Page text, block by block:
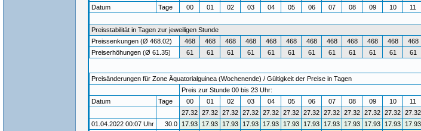
Datum
Tage 00 01 02 03 04 05 06 07 08 09 10 11
Preisstabilität in Tagen zur jeweiligen Stunde
Preissenkungen (Ø 468.02)
468 468 468 468 468 468 468 468 468 468 468 468
Preiserhöhungen (Ø 61.35)
61 61 61 61 61 61 61 61 61 61 61 61
Preisänderungen für Zone Äquatorialguinea (Wochenende) / Gültigkeit der Preise in Tagen
Preis zur Stunde 00 bis 23 Uhr:
Datum
Tage 00 01 02 03 04 05 06 07 08 09 10 11
27.32 27.32 27.32 27.32 27.32 27.32 27.32 27.32 27.32 27.32 27.32 27.32
01.04.2022 00:07 Uhr
30.0 17.93 17.93 17.93 17.93 17.93 17.93 17.93 17.93 17.93 17.93 17.93 17.93